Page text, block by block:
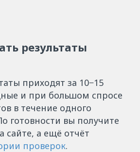
результаты
приходят за 10−15
и при большом спросе
в течение одного
готовности вы получите
сайте, а ещё отчёт
проверок.